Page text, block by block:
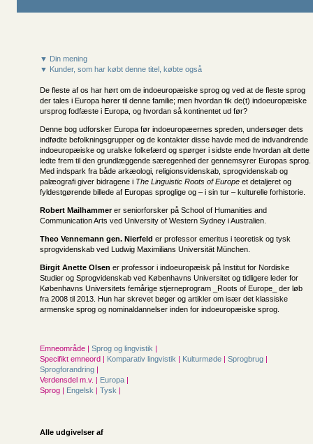
▼ Din mening
▼ Kunder, som har købt denne titel, købte også
De fleste af os har hørt om de indoeuropæiske sprog og ved at de fleste sprog
der tales i Europa hører til denne familie; men hvordan fik de(t) indoeuropæiske
ursprog fodfæste i Europa, og hvordan så kontinentet ud før?
Denne bog udforsker Europa før indoeuropæernes spreden, undersøger dets
indfødte befolkningsgrupper og de kontakter disse havde med de indvandrende
indoeuropæiske og uralske folkefærd og spørger i sidste ende hvordan alt dette
ledte frem til den grundlæggende særegenhed der gennemsyrer Europas sprog.
Med indspark fra både arkæologi, religionsvidenskab, sprogvidenskab og
palæografi giver bidragene i The Linguistic Roots of Europe et detaljeret og
fyldestgørende billede af Europas sproglige og – i sin tur – kulturelle forhistorie.
Robert Mailhammerer seniorforsker på School of Humanities and
Communication Arts ved University of Western Sydney i Australien.
Theo Vennemann gen. Nierfeld er professor emeritus i teoretisk og tysk
sprogvidenskab ved Ludwig Maximilians Universität München.
Birgit Anette Olsen er professor i indoeuropæisk på Institut for Nordiske
Studier og Sprogvidenskab ved Københavns Universitet og tidligere leder for
Københavns Universitets femårige stjerneprogram _Roots of Europe_ der løb
fra 2008 til 2013. Hun har skrevet bøger og artikler om især det klassiske
armenske sprog og nominaldannelser inden for indoeuropæiske sprog.
Emneområde | Sprog og lingvistik |
Specifikt emneord | Komparativ lingvistik | Kulturmøde | Sprogbrug |
Sprogforandring |
Verdensdel m.v. | Europa |
Sprog | Engelsk | Tysk |
Alle udgivelser af